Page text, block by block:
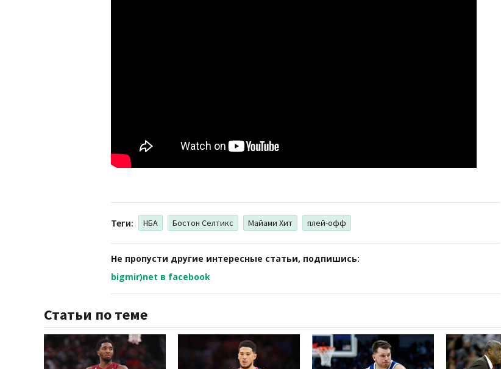
Теги: НБА Бостон Селтикс Майами Хит плей-офф
Не пропусти другие интересные статьи, подпишись:
bigmir)net в facebook
Статьи по теме